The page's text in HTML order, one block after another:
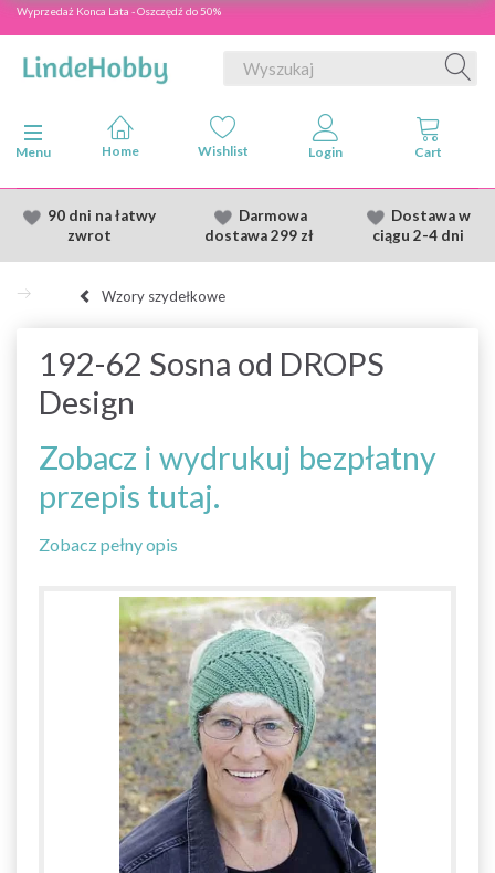
Wyprzedaż Konca Lata - Oszczędź do 50%
Przełącz nawigację
Menu
90 dni na łatwy
zwrot
Darmowa
dostawa299 zł
Dostawaw
ciągu 2-4 dni
Wzory szydełkowe
192-62 Sosna od DROPS
Design
Zobacz i wydrukuj bezpłatny
przepis tutaj.
Zobacz pełny opis